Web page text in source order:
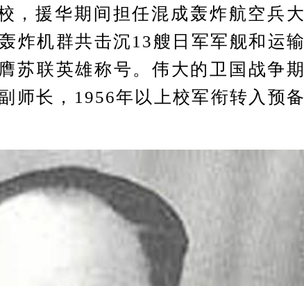
，援华期间担任混成轰炸航空兵大
炸机群共击沉13艘日军军舰和运输
苏联英雄称号。伟大的卫国战争期
师长，1956年以上校军衔转入预备